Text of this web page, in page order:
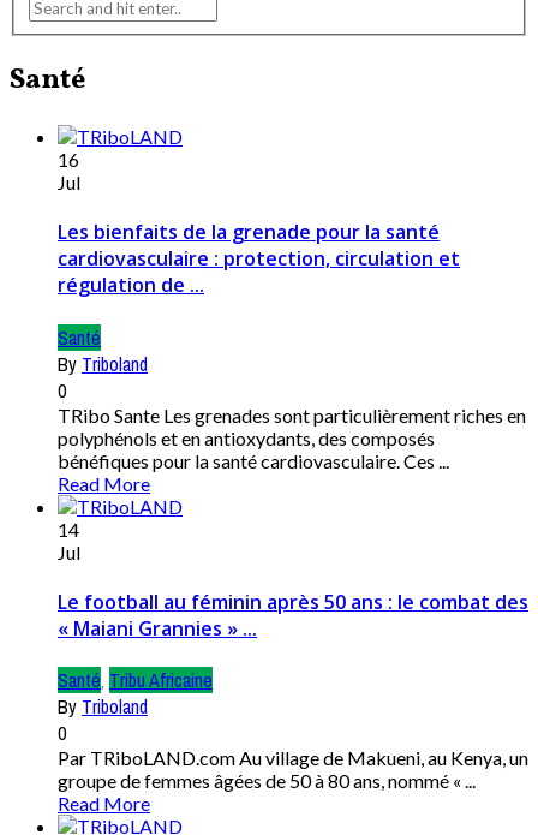
Santé
16
Jul
Les bienfaits de la grenade pour la santé
cardiovasculaire : protection, circulation et
régulation de ...
Santé
By Triboland
0
TRibo Sante Les grenades sont particulièrement riches en
polyphénols et en antioxydants, des composés
bénéfiques pour la santé cardiovasculaire. Ces ...
Read More
14
Jul
Le football au féminin après 50 ans : le combat des
« Maiani Grannies » ...
Santé, Tribu Africaine
By Triboland
0
Par TRiboLAND.com Au village de Makueni, au Kenya, un
groupe de femmes âgées de 50 à 80 ans, nommé « ...
Read More